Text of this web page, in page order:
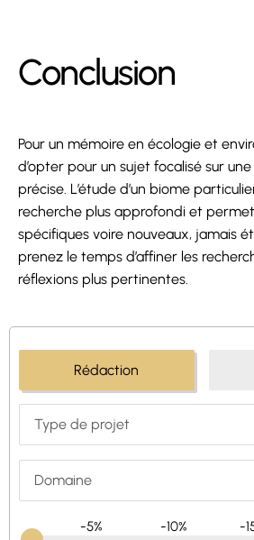
Conclusion
Pour un mémoire en écologie et
d’opter pour un sujet focalisé sur
précise. L’étude d’un biome
recherche plus approfondi et
spécifiques voire nouveaux, jamais
prenez le temps d’affiner les
réflexions plus pertinentes.
Rédaction
-5% -10% -